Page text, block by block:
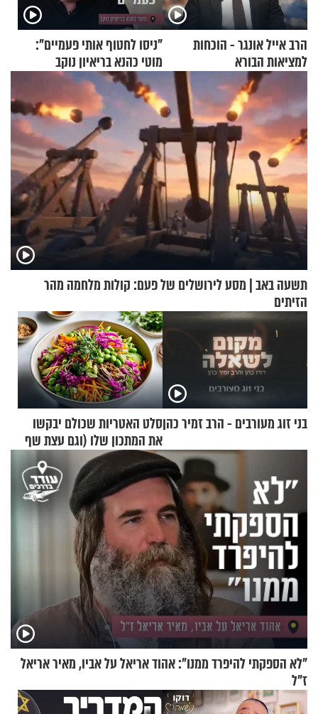
הרב אייל אונגר - הוכחות
למציאות הבורא
"ניסו לחטוף אותי פעמיים":
מוטי כהנא בריאיון נוקב
תשעה באב | מסע לירושלים של פעם: קולות מלחמה מהר
הזיתים
בני זוג מעורבים - הרב זמיר כהןסלט האטריות שכולם יבקשו
את המתכון שלו (וגם עצת שף
להגשת הרוטב)
"לא הספקתי להיפרד ממנו": אהוד אריאל על אביו, מאיר אריאל
ז"ל